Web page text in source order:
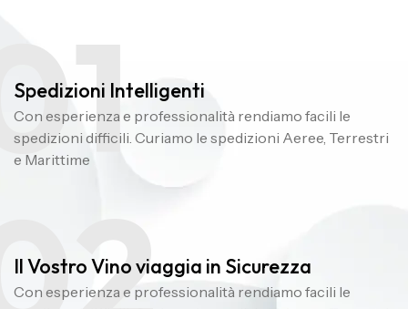
Spedizioni Intelligenti
Con esperienza e professionalità rendiamo facili le
spedizioni difficili. Curiamo le spedizioni Aeree, Terrestri
e Marittime
Il Vostro Vino viaggia in Sicurezza
Con esperienza e professionalità rendiamo facili le